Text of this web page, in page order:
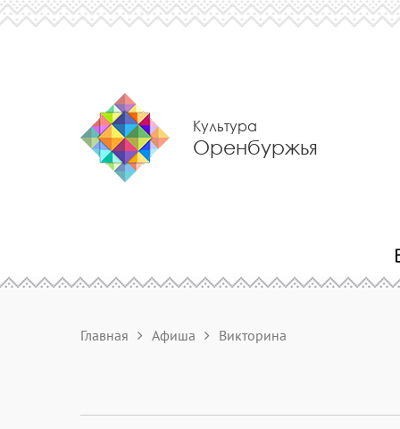
Культура
Оренбуржья
Главная Афиша Викторина